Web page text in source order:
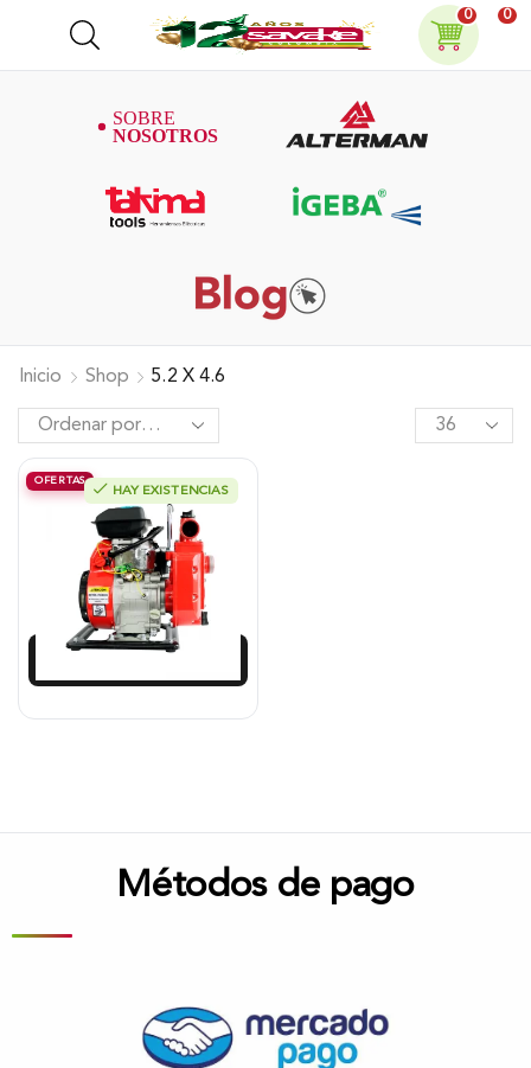
0 0
Inicio Shop 5.2 X 4.6
OFERTAS
HAY EXISTENCIAS
Motobomba Alterman Gasolina 4T,
Autocebante 1.5″ X 1.5″ 2.5Hp,
Xgwp15P.
$904.258
$813.833
Añadir al carrito
Métodos de pago